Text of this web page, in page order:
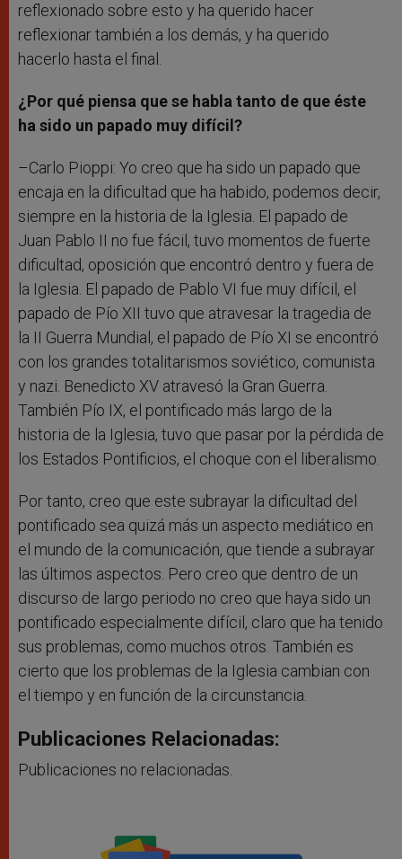
reflexionado sobre esto y ha querido hacer
reflexionar también a los demás, y ha querido
hacerlo hasta el final.
¿Por qué piensa que se habla tanto de que éste
ha sido un papado muy difícil?
–Carlo Pioppi: Yo creo que ha sido un papado que
encaja en la dificultad que ha habido, podemos decir,
siempre en la historia de la Iglesia. El papado de
Juan Pablo II no fue fácil, tuvo momentos de fuerte
dificultad, oposición que encontró dentro y fuera de
la Iglesia. El papado de Pablo VI fue muy difícil, el
papado de Pío XII tuvo que atravesar la tragedia de
la II Guerra Mundial, el papado de Pío XI se encontró
con los grandes totalitarismos soviético, comunista
y nazi. Benedicto XV atravesó la Gran Guerra.
También Pío IX, el pontificado más largo de la
historia de la Iglesia, tuvo que pasar por la pérdida de
los Estados Pontificios, el choque con el liberalismo.
Por tanto, creo que este subrayar la dificultad del
pontificado sea quizá más un aspecto mediático en
el mundo de la comunicación, que tiende a subrayar
las últimos aspectos. Pero creo que dentro de un
discurso de largo periodo no creo que haya sido un
pontificado especialmente difícil, claro que ha tenido
sus problemas, como muchos otros. También es
cierto que los problemas de la Iglesia cambian con
el tiempo y en función de la circunstancia.
Publicaciones Relacionadas:
Publicaciones no relacionadas.